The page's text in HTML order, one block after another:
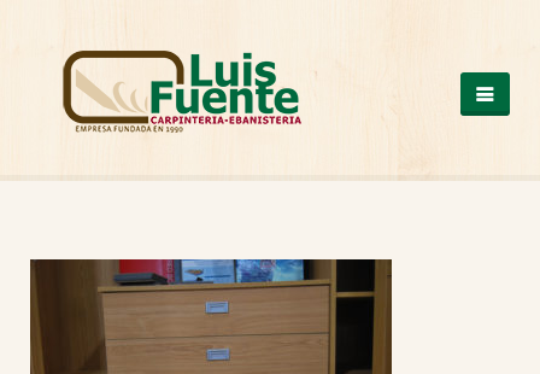
ARMARIOS DE MADERA
CASAS DE MADERA
ESTRUCTURAS DE MADERA
MESAS DE MADERA